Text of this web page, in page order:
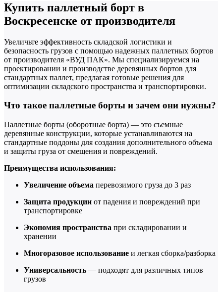
Купить паллетный борт в
Воскресенске от производителя
Увеличьте эффективность складской логистики и
безопасность грузов с помощью надежных паллетных бортов
от производителя «ВУД ПАК». Мы специализируемся на
проектировании и производстве деревянных бортов для
стандартных паллет, предлагая готовые решения для
оптимизации складского пространства и транспортировки.
Что такое паллетные борты и зачем они нужны?
Паллетные борты (оборотные борта) — это съемные
деревянные конструкции, которые устанавливаются на
стандартные поддоны для создания дополнительного объема
и защиты груза от смещения и повреждений.
Преимущества использования:
Увеличение объема перевозимого груза до 3 раз
Защита продукции от падения и повреждений при
транспортировке
Экономия пространства при складировании и
хранении
Многоразовое использование и легкая сборка/разборка
Универсальность — подходят для различных типов
грузов